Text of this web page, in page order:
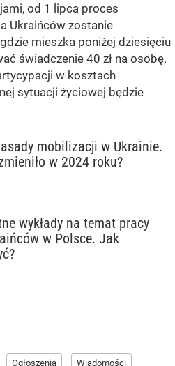
od 1 lipca proces
Ukraińców zostanie
mieszka poniżej dziesięciu
świadczenie 40 zł na osobę.
w kosztach
sytuacji życiowej będzie
mobilizacji w Ukrainie.
w 2024 roku?
wykłady na temat pracy
w Polsce. Jak
Ogłoszenia Wiadomości